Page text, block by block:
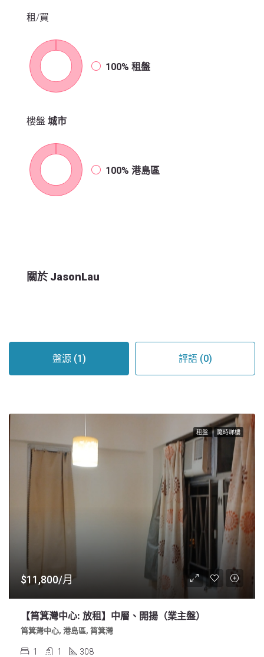
租/買
100% 租盤
樓盤 城市
100% 港島區
關於 JasonLau
盤源 (1) 評語 (0)
租盤 隨時睇樓
$11,800/月
【筲箕灣中心: 放租】中層、開揚（業主盤）
筲箕灣中心, 港島區, 筲箕灣
1 1 308